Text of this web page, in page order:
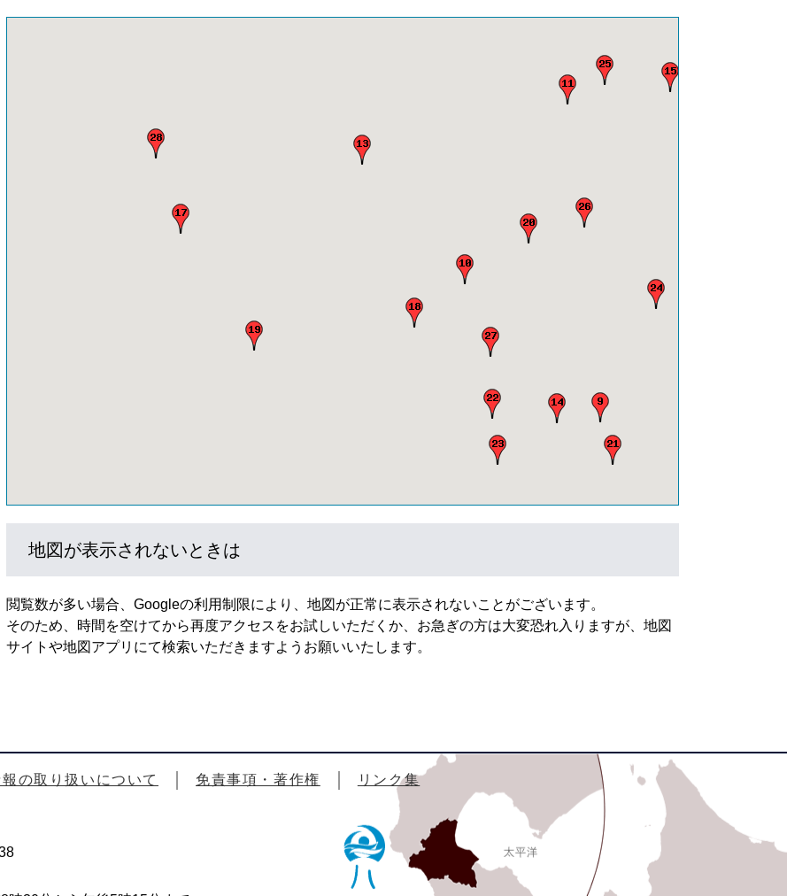
地図が表示されないときは
閲覧数が多い場合、Googleの利用制限により、地図が正常に表示されないことがございます。
そのため、時間を空けてから再度アクセスをお試しいただくか、お急ぎの方は大変恐れ入りますが、地図
サイトや地図アプリにて検索いただきますようお願いいたします。
の取り扱いについて 免責事項・著作権 リンク集